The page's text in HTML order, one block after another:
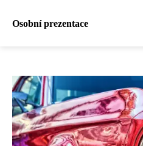
Osobní prezentace